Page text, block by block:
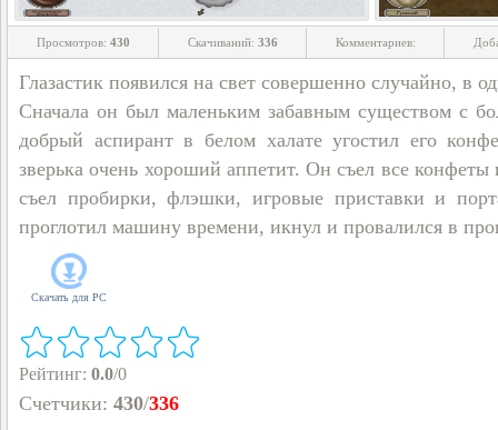
Просмотров: 430 Скачиваний: 336 Комментариев:
Глазастик появился на свет совершенно случайно, в
Сначала он был маленьким забавным существом с
добрый аспирант в белом халате угостил его
зверька очень хороший аппетит. Он съел все
съел пробирки, флэшки, игровые приставки и
проглотил машину времени, икнул и провалился в
Скачать для PC
Рейтинг: 0.0/0
Счетчики: 430/336